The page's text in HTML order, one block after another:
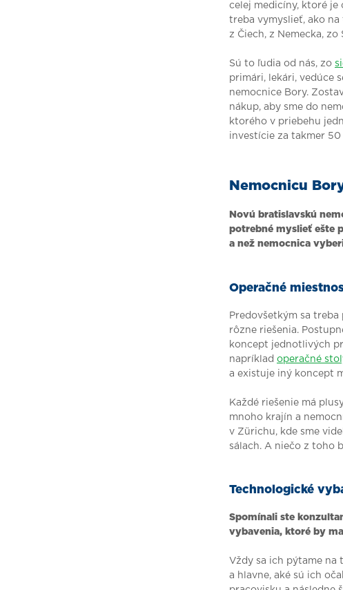
celej medicíny, ktoré je
treba vymyslieť, ako
z Čiech, z Nemecka,
Sú to ľudia od nás, zo
primári, lekári, vedúce
nemocnice Bory.
nákup, aby sme do
ktorého v priebehu
investície za takmer
Nemocnicu
Novú bratislavskú
potrebné myslieť ešte
a než nemocnica
Operačné
Predovšetkým sa
rôzne riešenia.
koncept jednotlivých
napríklad operačné
a existuje iný koncept
Každé riešenie má
mnoho krajín a
v Zürichu, kde sme
sálach. A niečo z toho
Technologické
Spomínali ste
vybavenia, ktoré by
Vždy sa ich pýtame na
a hlavne, aké sú ich